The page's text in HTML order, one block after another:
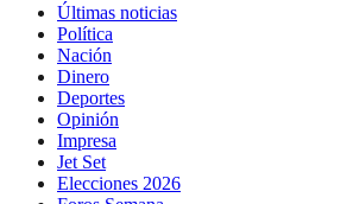
Últimas noticias
Política
Nación
Dinero
Deportes
Opinión
Impresa
Jet Set
Elecciones 2026